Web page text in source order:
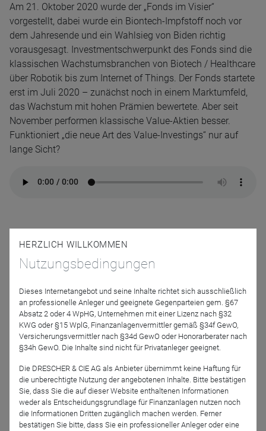
Am 21. Oktober 2020 wurde der „Fonds im Visier“
vorgestellt, dabei wurde ein Biontech-Impfstoff noch vor
dem Jahresende und ein Wahlsieg von Biden richtig
vorausgesagt. Investmentschwerpunkt des Fonds sind die
klassischen Wachstumsbranchen von Biotech / Healthcare
über Robotik bis zum Internet of Things. Der Fonds startete
erst im Juli 2020 – zunächst noch in einem Marktumfeld,
das Wachstum mit hohen Prämien bewertete. Aber seit
November performen klassische Value-Aktien besser.
Funktioniert „die neue Art des Value-Investings“ nur auf
lange Sicht?
Referenten
Laetitia-Zarah
Gerbes
Moderation
HERZLICH WILLKOMMEN
Nutzungsbedingungen
Dieses Internetangebot und seine Inhalte richtet sich ausschließlich
an professionelle Anleger und geeignete Gegenparteien gem. §67
Absatz 2 oder 4 WpHG, Unternehmen mit einer Lizenz nach §32
KWG oder §15 WplG, Finanzanlagenvermittler gemäß §34f GewO,
Versicherungsvermittler nach §34d GewO oder Honorarberater nach
§34h GewO. Die Inhalte sind nicht für Privatanleger geeignet.
Die DRESCHER & CIE AG als Anbieter übernimmt keine Haftung für
die unberechtigte Nutzung der angebotenen Inhalte. Bitte bestätigen
Sie, dass Sie die auf dieser Website enthaltenen Informationen
weder als Entscheidungsgrundlage für Finanzanlagen nutzen noch
die Informationen Dritten zugänglich machen werden. Ferner
bestätigen Sie bitte, dass Sie ein professioneller Anleger oder eine